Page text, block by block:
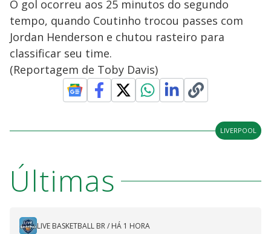
O gol ocorreu aos 25 minutos do segundo
tempo, quando Coutinho trocou passes com
Jordan Henderson e chutou rasteiro para
classificar seu time.
(Reportagem de Toby Davis)
LIVERPOOL
Últimas
LIVE BASKETBALL BR/ HÁ 1 HORA